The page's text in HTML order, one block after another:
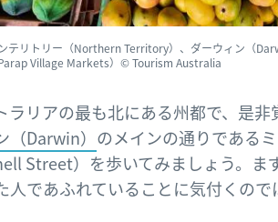
テリトリー（Northern Territory）、ダーウィン（
Village Markets）© Tourism Australia
ラリアの最も北にある州都で、是非
（Darwin） のメインの通りである
Street）を歩いてみましょう。ま
人であふれていることに気付くので